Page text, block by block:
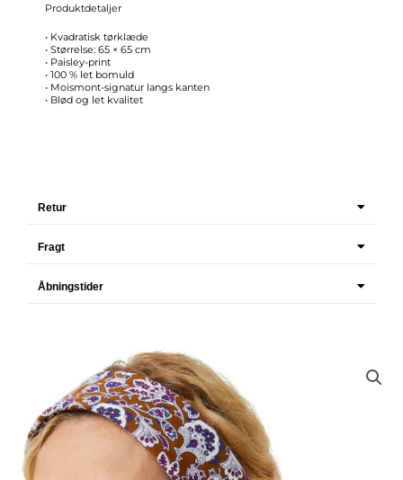
Produktdetaljer
• Kvadratisk tørklæde
• Størrelse: 65 × 65 cm
• Paisley-print
• 100 % let bomuld
• Moismont-signatur langs kanten
• Blød og let kvalitet
Retur
Fragt
Åbningstider